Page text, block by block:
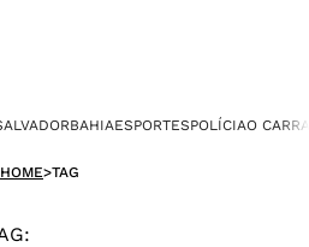
BAHIAESPORTESPOLÍCIAO
HOME>TAG